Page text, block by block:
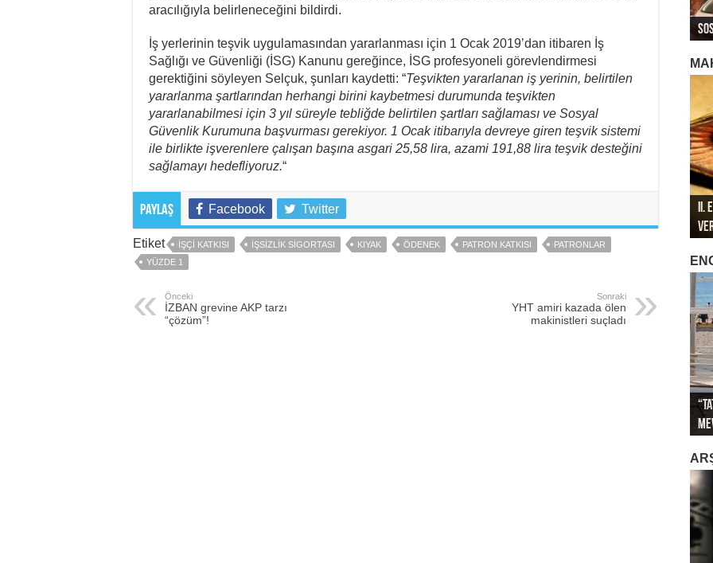
aracılığıyla belirleneceğini bildirdi.
İş yerlerinin teşvik uygulamasından yararlanması için 1 Ocak 2019’dan itibaren İş
Sağlığı ve Güvenliği (İSG) Kanunu gereğince, İSG profesyoneli görevlendirmesi
gerektiğini söyleyen Selçuk, şunları kaydetti: “Teşvikten yararlanan iş yerinin, belirtilen
yararlanma şartlarından herhangi birini kaybetmesi durumunda teşvikten
yararlanabilmesi için 3 yıl süreyle tebliğde belirtilen şartları sağlaması ve Sosyal
Güvenlik Kurumuna başvurması gerekiyor. 1 Ocak itibarıyla devreye giren teşvik sistemi
ile birlikte işverenlere çalışan başına asgari 25,58 lira, azami 191,88 lira teşvik desteğini
sağlamayı hedefliyoruz.“
Paylaş Facebook Twitter
Etiket IŞÇI KATKISI IŞSIZLIK SIGORTASI KIYAK ÖDENEK PATRON KATKISI
PATRONLAR
YÜZDE 1
Önceki
İZBAN grevine AKP tarzı
“çözüm”!
Sonraki
YHT amiri kazada ölen
makinistleri suçladı
II.